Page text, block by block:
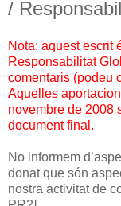
/
Nota: aquest escrit
Responsabilitat
comentaris (podeu
Aquelles
novembre de 2008
document final.
No informem
donat que són
nostra activitat de